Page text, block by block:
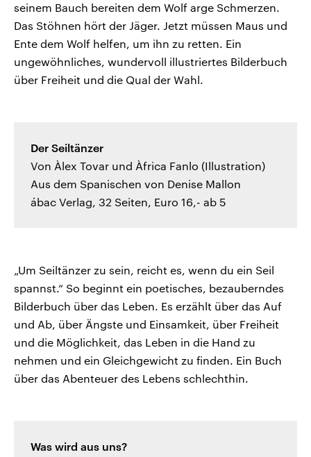
seinem Bauch bereiten dem Wolf arge Schmerzen.
Das Stöhnen hört der Jäger. Jetzt müssen Maus und
Ente dem Wolf helfen, um ihn zu retten. Ein
ungewöhnliches, wundervoll illustriertes Bilderbuch
über Freiheit und die Qual der Wahl.
Der Seiltänzer
Von Àlex Tovar und Àfrica Fanlo (Illustration)
Aus dem Spanischen von Denise Mallon
ábac Verlag, 32 Seiten, Euro 16,- ab 5
„Um Seiltänzer zu sein, reicht es, wenn du ein Seil
spannst.“ So beginnt ein poetisches, bezauberndes
Bilderbuch über das Leben. Es erzählt über das Auf
und Ab, über Ängste und Einsamkeit, über Freiheit
und die Möglichkeit, das Leben in die Hand zu
nehmen und ein Gleichgewicht zu finden. Ein Buch
über das Abenteuer des Lebens schlechthin.
Was wird aus uns?